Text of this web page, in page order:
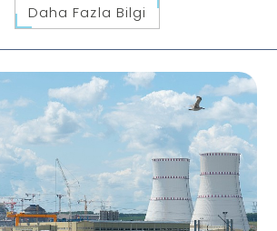
Daha Fazla Bilgi